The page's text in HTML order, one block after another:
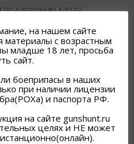
подарочную карту
В ГОРОДАХ.
ЛИСТ ЗДЕСЬ:
на нашем сайте
материалы с возрастным
младше 18 лет, просьба
сайт.
боеприпасы в наших
при наличии лицензии
и паспорта РФ.
на сайте gunshunt.ru
целях и НЕ может